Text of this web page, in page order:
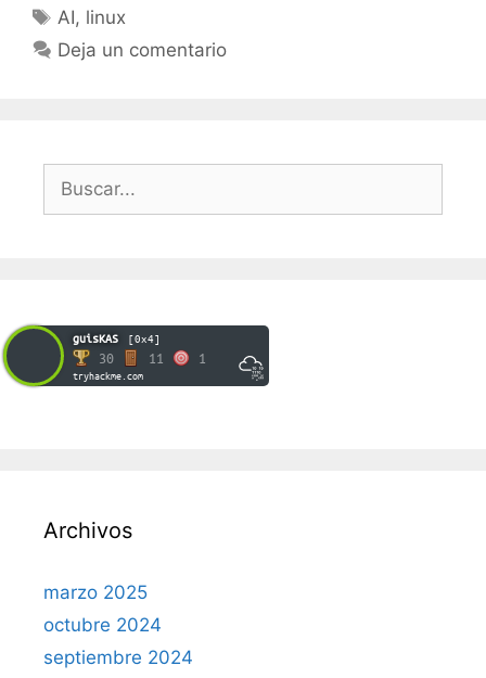
Etiquetas
AI, linux
Deja un comentario
guisKAS [0x4]
30 11 1
tryhackme.com
Archivos
marzo 2025
octubre 2024
septiembre 2024